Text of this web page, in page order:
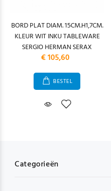
BORD PLAT DIAM. 15CM.H1,7CM.
KLEUR WIT INKU TABLEWARE
SERGIO HERMAN SERAX
€ 105,60
BESTEL
Categorieën